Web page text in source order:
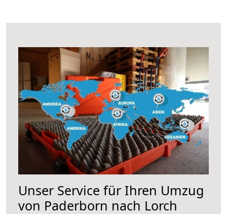
Unser Service für Ihren Umzug
von Paderborn nach Lorch